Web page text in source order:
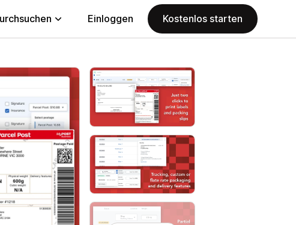
Einloggen Kostenlos starten